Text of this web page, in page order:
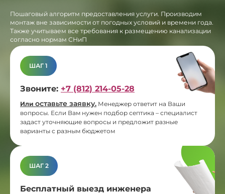
Пошаговый алгоритм предоставления услуги. Производим
монтаж вне зависимости от погодных условий и времени года.
Также учитываем все требования к размещению канализации
согласно нормам СНиП
ШАГ 1
Звоните: +7 (812) 214-05-28
Или оставьте заявку. Менеджер ответит на Ваши
вопросы. Если Вам нужен подбор септика – специалист
задаст уточняющие вопросы и предложит разные
варианты с разным бюджетом
ШАГ 2
Бесплатный выезд инженера